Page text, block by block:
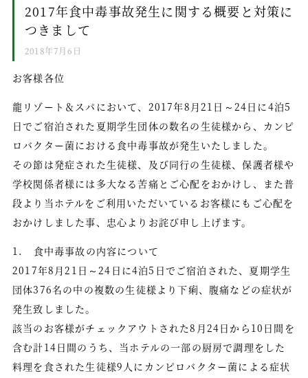
お料理
館内施設
過ごし方
大自然荘川高原
周辺観光
アクセス
トレッキングコース
温泉掘削プロジェクト
お問い合わせ
会社概要／宿泊約款
スタッフ募集
プライバシーポリシー
2017年食中毒事故発生に関する概要と対策に
つきまして
2018年7月6日
お客様各位
龍リゾート＆スパにおいて、2017年8月21日～24日に4泊5
日でご宿泊された夏期学生団体の数名の生徒様から、カンピ
ロバクター菌における食中毒事故が発生いたしました。
その節は発症された生徒様、及び同行の生徒様、保護者様や
学校関係者様には多大なる苦痛とご心配をおかけし、また普
段より当ホテルをご利用いただいているお客様にもご心配を
おかけしました事、忠心よりお詫び申し上げます。
1. 食中毒事故の内容について
2017年8月21日～24日に4泊5日でご宿泊された、夏期学生
団体376名の中の複数の生徒様より下痢、腹痛などの症状が
発生致しました。
該当のお客様がチェックアウトされた8月24日から10日間を
含む計14日間のうち、当ホテルの一部の厨房で調理をした
料理を食された生徒様9人にカンピロバクター菌による症状